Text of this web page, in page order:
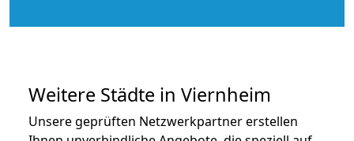
Weitere Städte in Viernheim
Unsere geprüften Netzwerkpartner erstellen